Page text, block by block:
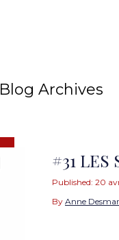
Blog Archives
#31 LES
Published: 20
By Anne